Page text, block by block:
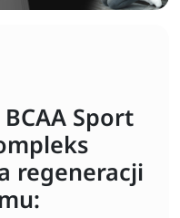
Sport
regeneracji